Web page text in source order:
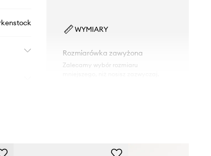
WYMIARY
Rozmiarówka zawyżona
Zalecamy wybór rozmiaru